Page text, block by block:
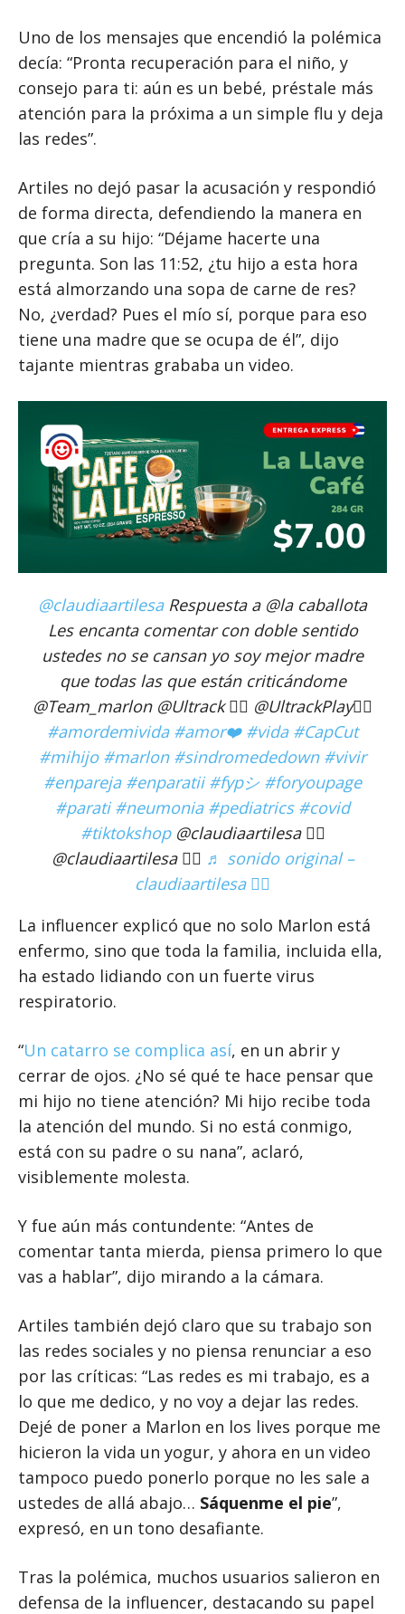
Uno de los mensajes que encendió la polémica
decía: “Pronta recuperación para el niño, y
consejo para ti: aún es un bebé, préstale más
atención para la próxima a un simple flu y deja
las redes”.
Artiles no dejó pasar la acusación y respondió
de forma directa, defendiendo la manera en
que cría a su hijo: “Déjame hacerte una
pregunta. Son las 11:52, ¿tu hijo a esta hora
está almorzando una sopa de carne de res?
No, ¿verdad? Pues el mío sí, porque para eso
tiene una madre que se ocupa de él”, dijo
tajante mientras grababa un video.
@claudiaartilesaRespuesta a @la caballota
Les encanta comentar con doble sentido
ustedes no se cansan yo soy mejor madre
que todas las que están criticándome
@Team_marlon @Ultrack ❤️‍🔥 @UltrackPlay🐦‍🔥
#amordemivida #amor❤️ #vida #CapCut
#mihijo #marlon #sindromededown #vivir
#enpareja #enparatii #fypシ #foryoupage
#parati #neumonia #pediatrics #covid
#tiktokshop@claudiaartilesa ❤️‍🔥
@claudiaartilesa ❤️‍🔥 ♬ sonido original –
claudiaartilesa ❤️‍🔥
La influencer explicó que no solo Marlon está
enfermo, sino que toda la familia, incluida ella,
ha estado lidiando con un fuerte virus
respiratorio.
“Un catarro se complica así, en un abrir y
cerrar de ojos. ¿No sé qué te hace pensar que
mi hijo no tiene atención? Mi hijo recibe toda
la atención del mundo. Si no está conmigo,
está con su padre o su nana”, aclaró,
visiblemente molesta.
Y fue aún más contundente: “Antes de
comentar tanta mierda, piensa primero lo que
vas a hablar”, dijo mirando a la cámara.
Artiles también dejó claro que su trabajo son
las redes sociales y no piensa renunciar a eso
por las críticas: “Las redes es mi trabajo, es a
lo que me dedico, y no voy a dejar las redes.
Dejé de poner a Marlon en los lives porque me
hicieron la vida un yogur, y ahora en un video
tampoco puedo ponerlo porque no les sale a
ustedes de allá abajo… Sáquenme el pie”,
expresó, en un tono desafiante.
Tras la polémica, muchos usuarios salieron en
defensa de la influencer, destacando su papel